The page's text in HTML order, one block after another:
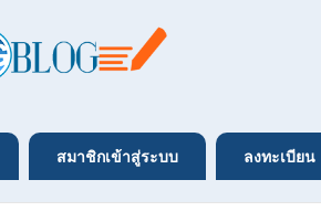
สมาชิกเข้าสู่ระบบ ลงทะเบียน